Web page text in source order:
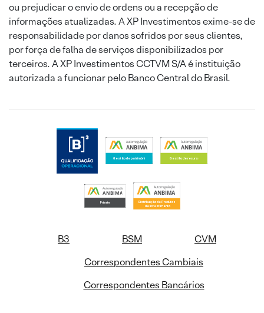
ou prejudicar o envio de ordens ou a recepção de
informações atualizadas. A XP Investimentos exime-se de
responsabilidade por danos sofridos por seus clientes,
por força de falha de serviços disponibilizados por
terceiros. A XP Investimentos CCTVM S/A é instituição
autorizada a funcionar pelo Banco Central do Brasil.
B3 BSM
CVM
Correspondentes Cambiais
Correspondentes Bancários